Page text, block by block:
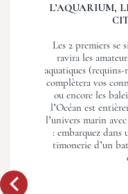
L’AQUARIUM,
Les 2 premiers se
ravira les
aquatiques
complètera vos
ou encore les
l’Océan est
l’univers marin
: embarquez dans
timonerie d’un